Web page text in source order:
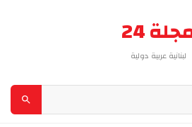
24
لبنانية عربية دولية